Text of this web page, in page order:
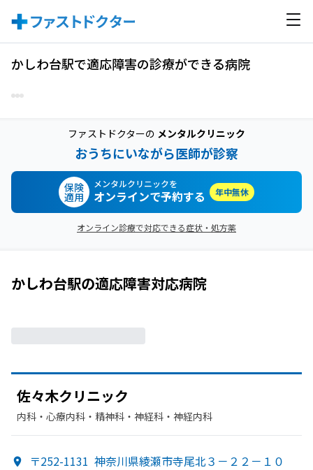
かしわ台駅で適応障害の診療ができる病院
ファストドクターの メンタルクリニック
おうちにいながら医師が診察
保険
適用
メンタルクリニックを
オンラインで予約する 年中無休
オンライン診療で対応できる症状・処方薬
かしわ台駅の適応障害対応病院
佐々木クリニック
内科・​心療内科・​精神科・神経科・​神経内科
〒252-1131 神奈川県綾瀬市寺尾北３－２２－１０